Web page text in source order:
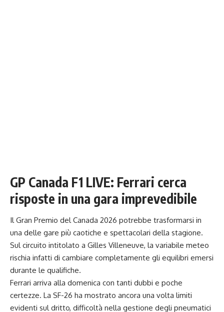
GP Canada F1 LIVE: Ferrari cerca
risposte in una gara imprevedibile
Il Gran Premio del Canada 2026 potrebbe trasformarsi in
una delle gare più caotiche e spettacolari della stagione.
Sul circuito intitolato a Gilles Villeneuve, la variabile meteo
rischia infatti di cambiare completamente gli equilibri emersi
durante le qualifiche.
Ferrari arriva alla domenica con tanti dubbi e poche
certezze. La SF-26 ha mostrato ancora una volta limiti
evidenti sul dritto, difficoltà nella gestione degli pneumatici